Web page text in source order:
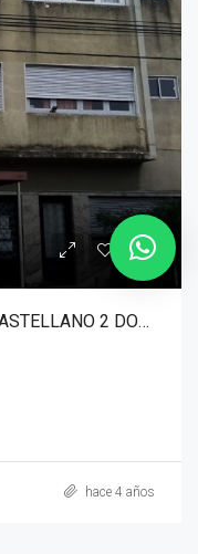
VENDE APARTAMENTO PEREZ CASTELLANO 2 DORMITORIOS
hace 4 años